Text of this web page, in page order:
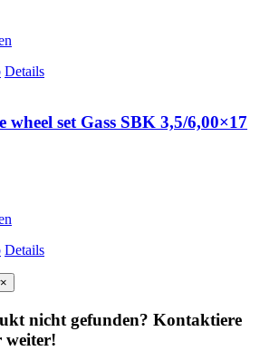
Details
set Gass SBK 3,5/6,00×17
Details
×
nicht gefunden? Kontaktiere
weiter!